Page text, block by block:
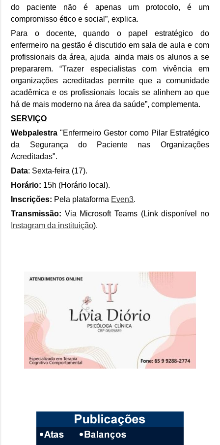
do paciente não é apenas um protocolo, é um
compromisso ético e social”, explica.
Para o docente, quando o papel estratégico do
enfermeiro na gestão é discutido em sala de aula e com
profissionais da área, ajuda ainda mais os alunos a se
prepararem. “Trazer especialistas com vivência em
organizações acreditadas permite que a comunidade
acadêmica e os profissionais locais se alinhem ao que
há de mais moderno na área da saúde”, complementa.
SERVIÇO
Webpalestra "Enfermeiro Gestor como Pilar Estratégico
da Segurança do Paciente nas Organizações
Acreditadas".
Data: Sexta-feira (17).
Horário: 15h (Horário local).
Inscrições: Pela plataforma Even3.
Transmissão: Via Microsoft Teams (Link disponível no
Instagram da instituição).